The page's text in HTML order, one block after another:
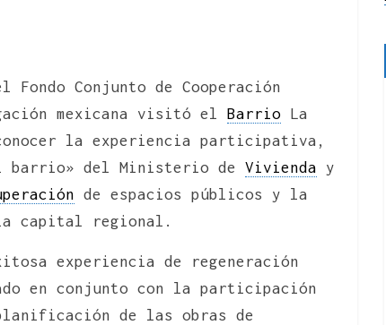
Conjunto de Cooperación
mexicana visitó el Barrio La
la experiencia participativa,
barrio» del Ministerio de Vivienda y
de espacios públicos y la
capital regional.
experiencia de regeneración
en conjunto con la participación
de las obras de